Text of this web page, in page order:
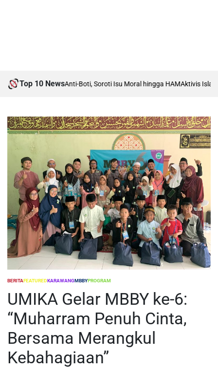
Top 10 News
Boti vs Anti-Boti, Soroti Isu Moral hingga HAMAktivis Islam
POSTED
BERITAFEATUREDKARAWANGMBBYPROGRAM
UMIKA Gelar MBBY ke-6:
“Muharram Penuh Cinta,
Bersama Merangkul
Kebahagiaan”